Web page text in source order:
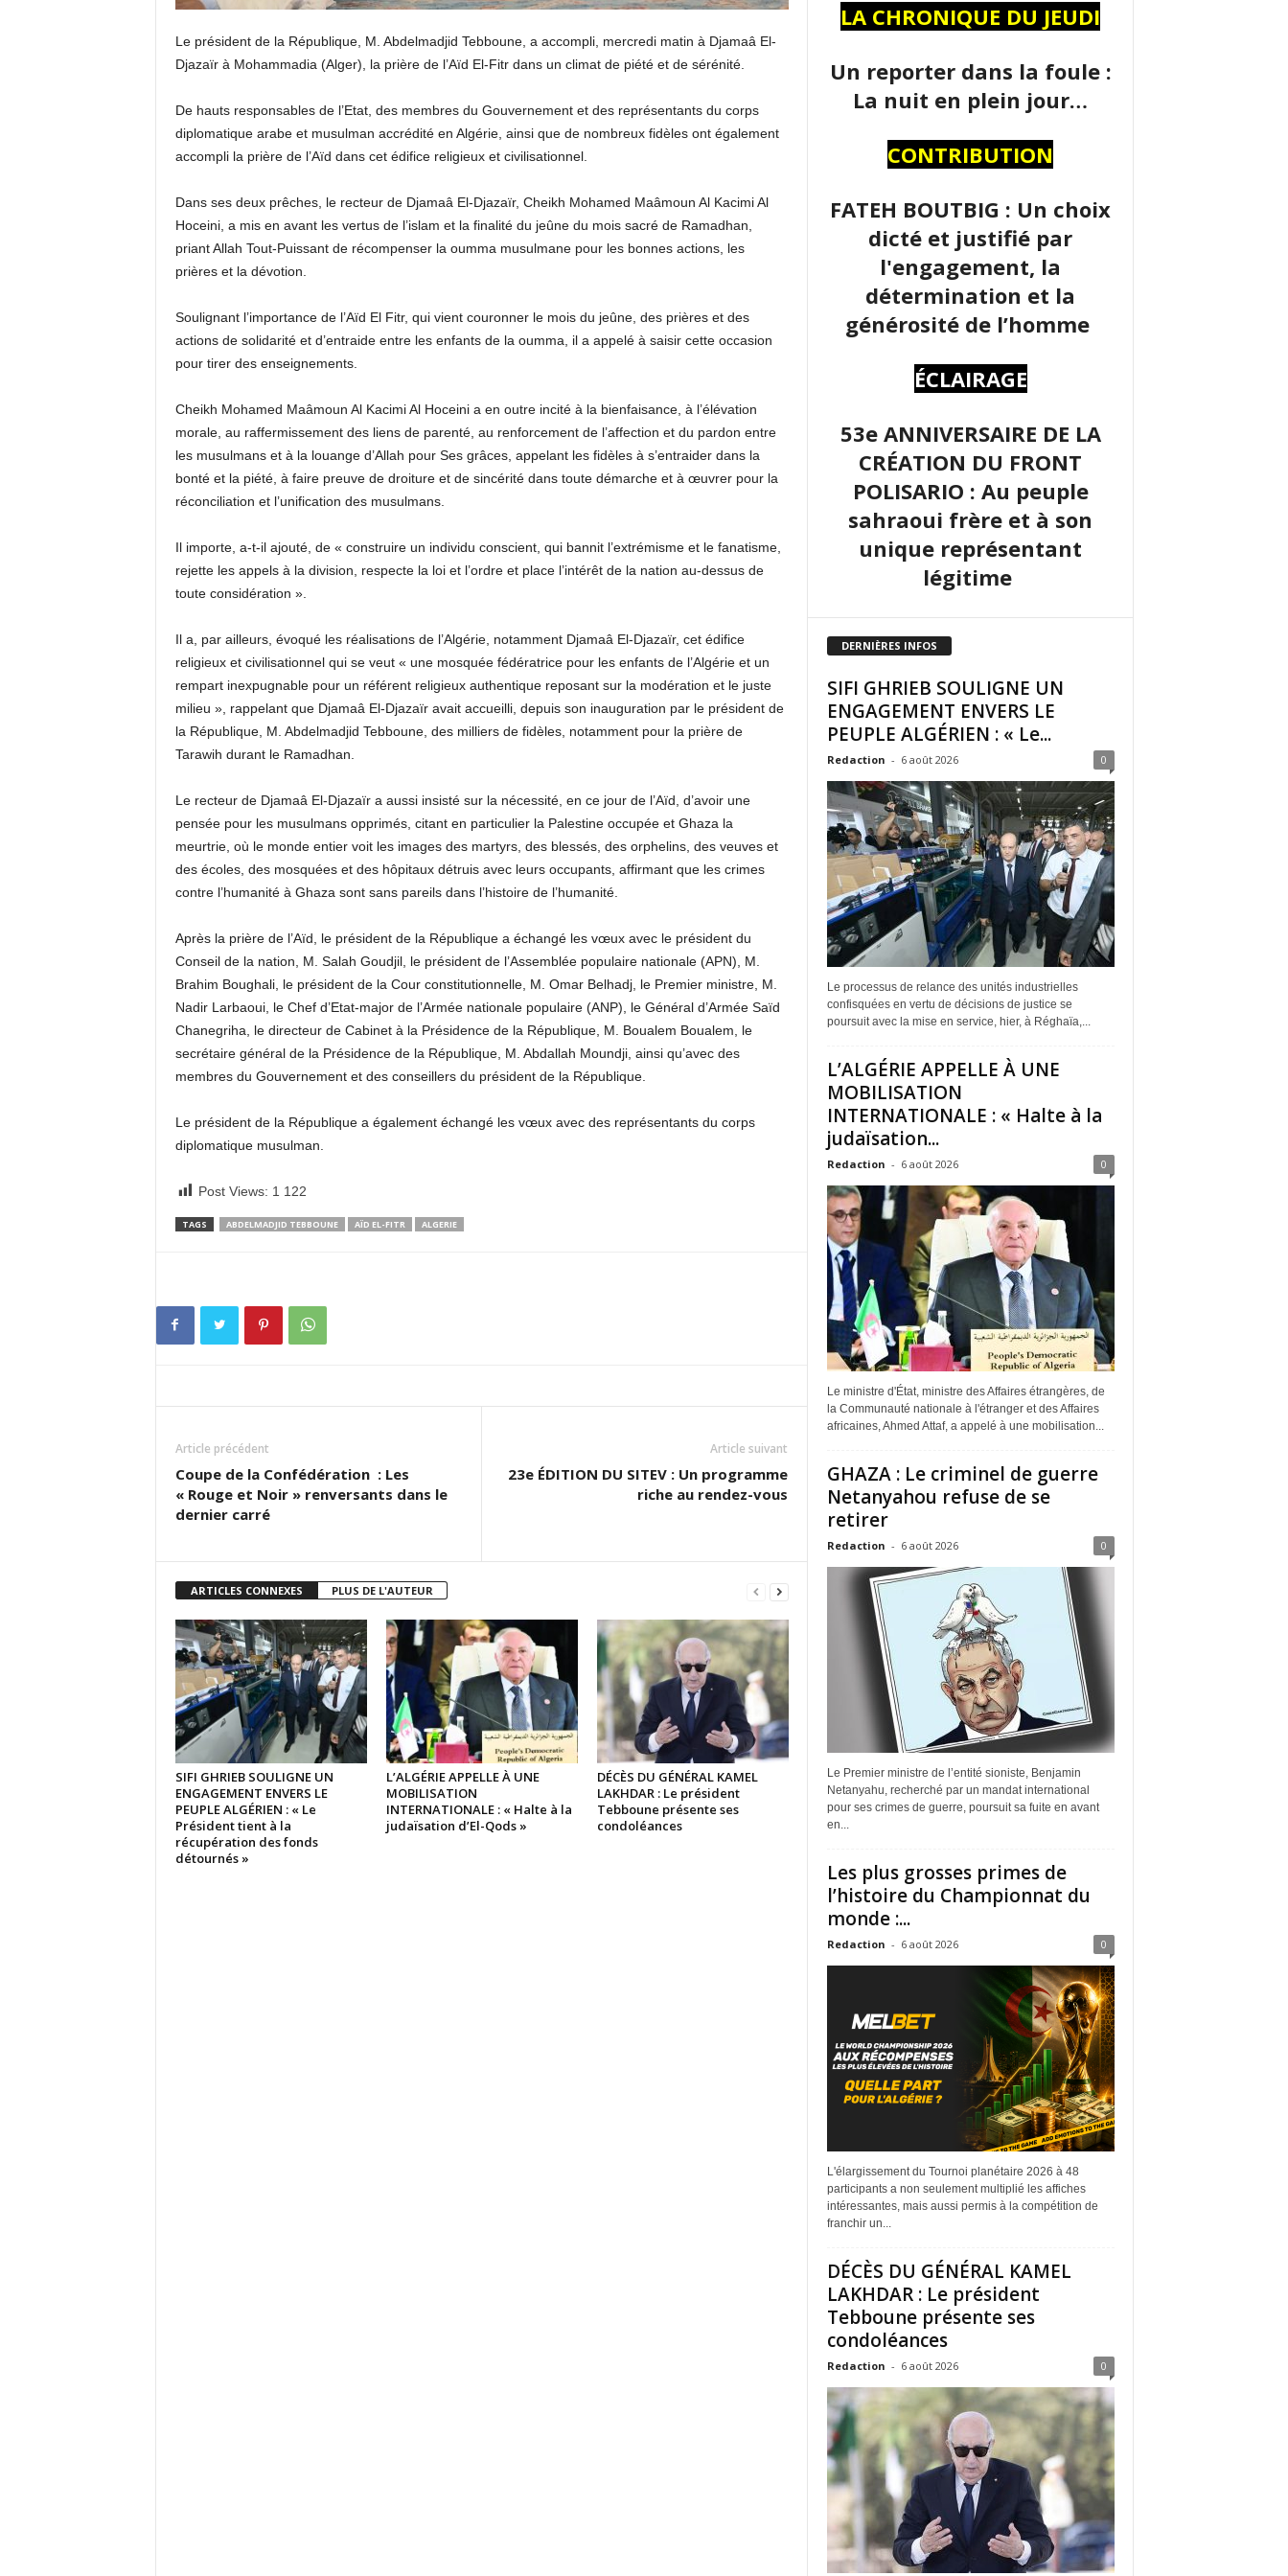
Le président de la République, M. Abdelmadjid Tebboune, a accompli, mercredi matin à Djamaâ El-
Djazaïr à Mohammadia (Alger), la prière de l’Aïd El-Fitr dans un climat de piété et de sérénité.
De hauts responsables de l’Etat, des membres du Gouvernement et des représentants du corps
diplomatique arabe et musulman accrédité en Algérie, ainsi que de nombreux fidèles ont également
accompli la prière de l’Aïd dans cet édifice religieux et civilisationnel.
Dans ses deux prêches, le recteur de Djamaâ El-Djazaïr, Cheikh Mohamed Maâmoun Al Kacimi Al
Hoceini, a mis en avant les vertus de l’islam et la finalité du jeûne du mois sacré de Ramadhan,
priant Allah Tout-Puissant de récompenser la oumma musulmane pour les bonnes actions, les
prières et la dévotion.
Soulignant l’importance de l’Aïd El Fitr, qui vient couronner le mois du jeûne, des prières et des
actions de solidarité et d’entraide entre les enfants de la oumma, il a appelé à saisir cette occasion
pour tirer des enseignements.
Cheikh Mohamed Maâmoun Al Kacimi Al Hoceini a en outre incité à la bienfaisance, à l’élévation
morale, au raffermissement des liens de parenté, au renforcement de l’affection et du pardon entre
les musulmans et à la louange d’Allah pour Ses grâces, appelant les fidèles à s’entraider dans la
bonté et la piété, à faire preuve de droiture et de sincérité dans toute démarche et à œuvrer pour la
réconciliation et l’unification des musulmans.
Il importe, a-t-il ajouté, de « construire un individu conscient, qui bannit l’extrémisme et le fanatisme,
rejette les appels à la division, respecte la loi et l’ordre et place l’intérêt de la nation au-dessus de
toute considération ».
Il a, par ailleurs, évoqué les réalisations de l’Algérie, notamment Djamaâ El-Djazaïr, cet édifice
religieux et civilisationnel qui se veut « une mosquée fédératrice pour les enfants de l’Algérie et un
rempart inexpugnable pour un référent religieux authentique reposant sur la modération et le juste
milieu », rappelant que Djamaâ El-Djazaïr avait accueilli, depuis son inauguration par le président de
la République, M. Abdelmadjid Tebboune, des milliers de fidèles, notamment pour la prière de
Tarawih durant le Ramadhan.
Le recteur de Djamaâ El-Djazaïr a aussi insisté sur la nécessité, en ce jour de l’Aïd, d’avoir une
pensée pour les musulmans opprimés, citant en particulier la Palestine occupée et Ghaza la
meurtrie, où le monde entier voit les images des martyrs, des blessés, des orphelins, des veuves et
des écoles, des mosquées et des hôpitaux détruis avec leurs occupants, affirmant que les crimes
contre l’humanité à Ghaza sont sans pareils dans l’histoire de l’humanité.
Après la prière de l’Aïd, le président de la République a échangé les vœux avec le président du
Conseil de la nation, M. Salah Goudjil, le président de l’Assemblée populaire nationale (APN), M.
Brahim Boughali, le président de la Cour constitutionnelle, M. Omar Belhadj, le Premier ministre, M.
Nadir Larbaoui, le Chef d’Etat-major de l’Armée nationale populaire (ANP), le Général d’Armée Saïd
Chanegriha, le directeur de Cabinet à la Présidence de la République, M. Boualem Boualem, le
secrétaire général de la Présidence de la République, M. Abdallah Moundji, ainsi qu’avec des
membres du Gouvernement et des conseillers du président de la République.
Le président de la République a également échangé les vœux avec des représentants du corps
diplomatique musulman.
Post Views: 1 122
TAGS ABDELMADJID TEBBOUNE AÏD EL-FITR ALGERIE
Article précédent
Coupe de la Confédération : Les
« Rouge et Noir » renversants dans le
dernier carré
Article suivant
23e ÉDITION DU SITEV : Un programme
riche au rendez-vous
ARTICLES CONNEXES PLUS DE L'AUTEUR
SIFI GHRIEB SOULIGNE UN
ENGAGEMENT ENVERS LE
PEUPLE ALGÉRIEN : « Le
Président tient à la
récupération des fonds
détournés »
L’ALGÉRIE APPELLE À UNE
MOBILISATION
INTERNATIONALE : « Halte à la
judaïsation d’El-Qods »
DÉCÈS DU GÉNÉRAL KAMEL
LAKHDAR : Le président
Tebboune présente ses
condoléances
LA CHRONIQUE DU JEUDI
Un reporter dans la foule :
La nuit en plein jour…
CONTRIBUTION
FATEH BOUTBIG : Un choix
dicté et justifié par
l'engagement, la
détermination et la
générosité de l’homme
ÉCLAIRAGE
53e ANNIVERSAIRE DE LA
CRÉATION DU FRONT
POLISARIO : Au peuple
sahraoui frère et à son
unique représentant
légitime
DERNIÈRES INFOS
SIFI GHRIEB SOULIGNE UN
ENGAGEMENT ENVERS LE
PEUPLE ALGÉRIEN : « Le...
Redaction - 6 août 2026 0
Le processus de relance des unités industrielles
confisquées en vertu de décisions de justice se
poursuit avec la mise en service, hier, à Réghaïa,...
L’ALGÉRIE APPELLE À UNE
MOBILISATION
INTERNATIONALE : « Halte à la
judaïsation...
Redaction - 6 août 2026 0
Le ministre d'État, ministre des Affaires étrangères, de
la Communauté nationale à l'étranger et des Affaires
africaines, Ahmed Attaf, a appelé à une mobilisation...
GHAZA : Le criminel de guerre
Netanyahou refuse de se
retirer
Redaction - 6 août 2026 0
Le Premier ministre de l’entité sioniste, Benjamin
Netanyahu, recherché par un mandat international
pour ses crimes de guerre, poursuit sa fuite en avant
en...
Les plus grosses primes de
l’histoire du Championnat du
monde :...
Redaction - 6 août 2026 0
L'élargissement du Tournoi planétaire 2026 à 48
participants a non seulement multiplié les affiches
intéressantes, mais aussi permis à la compétition de
franchir un...
DÉCÈS DU GÉNÉRAL KAMEL
LAKHDAR : Le président
Tebboune présente ses
condoléances
Redaction - 6 août 2026 0